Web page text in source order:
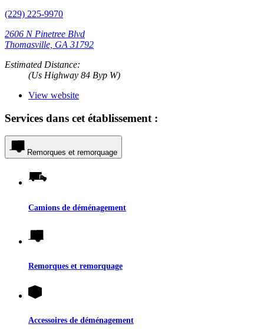
(229) 225-9970
2606 N Pinetree Blvd
Thomasville, GA 31792
Estimated Distance:
(Us Highway 84 Byp W)
View website
Services dans cet établissement :
Remorques et remorquage
Camions de déménagement
Remorques et remorquage
Accessoires de déménagement